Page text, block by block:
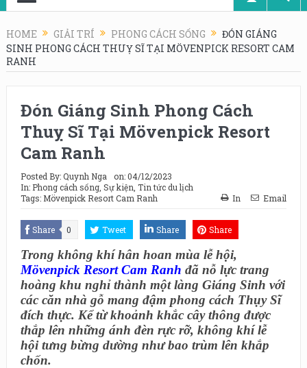
HOME GIẢI TRÍ PHONG CÁCH SỐNG
ĐÓN GIÁNG
SINH PHONG CÁCH THUỴ SĨ TẠI MÖVENPICK RESORT CAM
RANH
Đón Giáng Sinh Phong Cách
Thuỵ Sĩ Tại Mövenpick Resort
Cam Ranh
Posted By:Quynh Nga on:04/12/2023
In: Phong cách sống, Sự kiện Tin tức du lịch
Tags: Mövenpick Resort Cam Ranh In Email
Share 0 Tweet Share Share
Trong không khí hân hoan mùa lễ hội,
Mövenpick Resort Cam Ranh đã nỗ lực trang
hoàng khu nghỉ thành một làng Giáng Sinh với
các căn nhà gỗ mang đậm phong cách Thụy Sĩ
đích thực. Kể từ khoảnh khắc cây thông được
thắp lên những ánh đèn rực rỡ, không khí lễ
hội tưng bừng dường như bao trùm lên khắp
chốn.